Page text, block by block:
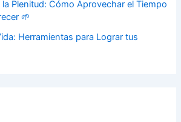
Plenitud: Cómo Aprovechar el Tiempo
🌱
Herramientas para Lograr tus